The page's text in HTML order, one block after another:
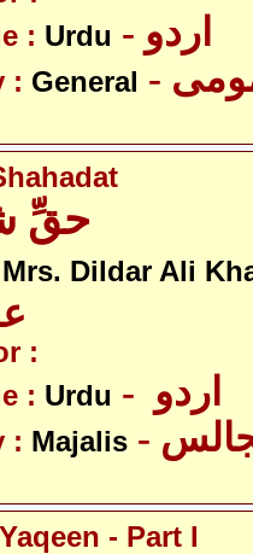
: Urdu - اردو
: General
حقِّ
Mrs. Dildar Ali
:
: Urdu
: Majalis
- Part I